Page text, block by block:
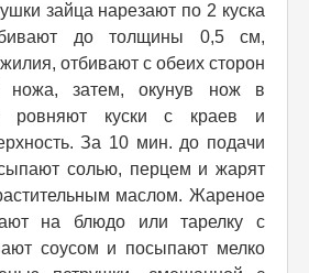
зайца нарезают по 2 куска
до толщины 0,5 см,
отбивают с обеих сторон
ножа, затем, окунув нож в
ровняют куски с краев и
За 10 мин. до подачи
солью, перцем и жарят
маслом. Жареное
на блюдо или тарелку с
соусом и посыпают мелко